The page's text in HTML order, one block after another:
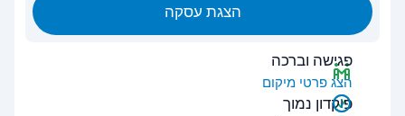
הצגת עסקה
פגישה וברכה
הצג פרטי מיקום
פיקדון נמוך